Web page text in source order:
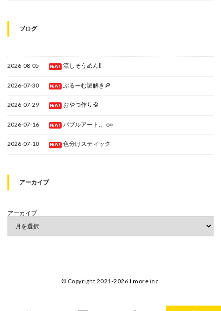
ブログ
2026-08-05 NEW! 流しそうめん‼
2026-07-30 NEW! ぶるーむ謎解き🔎
2026-07-29 NEW! おやつ作り🍪
2026-07-16 NEW! バブルアート.。o○
2026-07-10 NEW! 色分けスティック
アーカイブ
アーカイブ
© Copyright 2021-2026 Lmore inc.